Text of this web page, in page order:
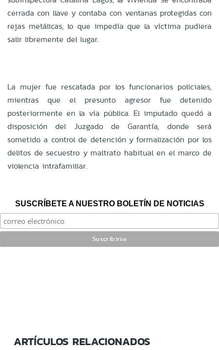
cerrada con llave y contaba con ventanas protegidas con
rejas metálicas, lo que impedía que la víctima pudiera
salir libremente del lugar.
La mujer fue rescatada por los funcionarios policiales,
mientras que el presunto agresor fue detenido
posteriormente en la vía pública. El imputado quedó a
disposición del Juzgado de Garantía, donde será
sometido a control de detención y formalización por los
delitos de secuestro y maltrato habitual en el marco de
violencia intrafamiliar.
SUSCRÍBETE A NUESTRO BOLETÍN DE NOTICIAS
ARTÍCULOS RELACIONADOS